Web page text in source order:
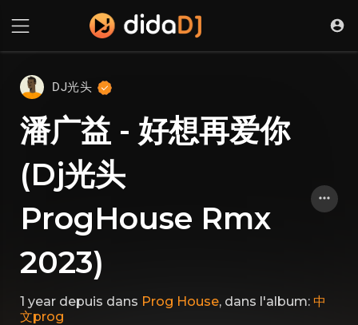
DJ光头
潘广益 - 好想再爱你
(Dj光头
ProgHouse Rmx
2023)
1 year depuis dans Prog House, dans l'album: 中
文prog